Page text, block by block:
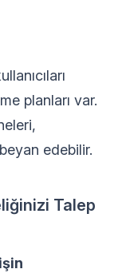
planları var.
edebilir.
Talep